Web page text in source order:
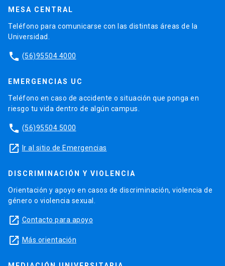
MESA CENTRAL
Teléfono para comunicarse con las distintas áreas de la
Universidad.
phone (56)95504 4000
EMERGENCIAS UC
Teléfono en caso de accidente o situación que ponga en
riesgo tu vida dentro de algún campus.
phone (56)95504 5000
launch Ir al sitio de Emergencias
DISCRIMINACIÓN Y VIOLENCIA
Orientación y apoyo en casos de discriminación, violencia de
género o violencia sexual.
launch Contacto para apoyo
launch Más orientación